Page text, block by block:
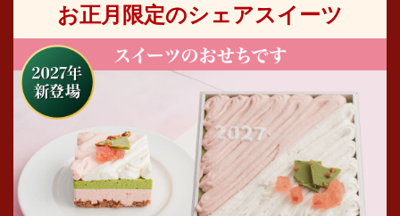
お正月限定のシェアスイーツ